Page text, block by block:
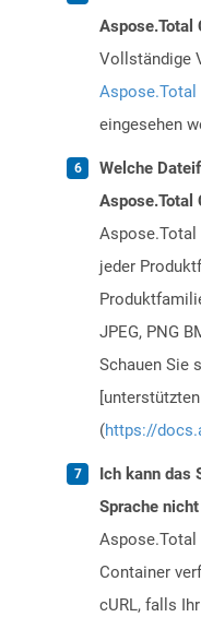
Aspose.Total
Vollständige
eingesehen
Welche
Aspose.Total
Aspose.Total
jeder
JPEG, PNG
Schauen Sie
(https://
Ich kann das
Sprache
Container
cURL, falls